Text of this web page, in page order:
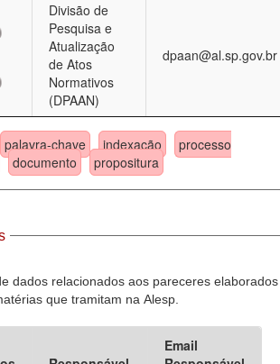
Divisão de
Pesquisa e
Atualização
de Atos
Normativos
(DPAAN)
dpaan@al.sp.gov.br
palavra-chave indexação
processo
documento propositura
dados relacionados aos pareceres elaborados
que tramitam na Alesp.
Email